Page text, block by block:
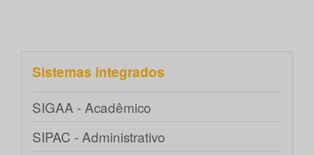
Sistemas integrados
SIGAA - Acadêmico
SIPAC - Administrativo